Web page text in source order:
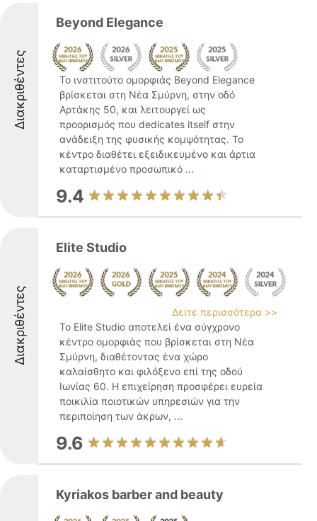
Διακριθέντες
Beyond Elegance
Το ινστιτούτο ομορφιάς Beyond Elegance
βρίσκεται στη Νέα Σμύρνη, στην οδό
Αρτάκης 50, και λειτουργεί ως
προορισμός που dedicates itself στην
ανάδειξη της φυσικής κομψότητας. Το
κέντρο διαθέτει εξειδικευμένο και άρτια
καταρτισμένο προσωπικό ...
9.4
Διακριθέντες
Elite Studio
Δείτε περισσότερα >>
Το Elite Studio αποτελεί ένα σύγχρονο
κέντρο ομορφιάς που βρίσκεται στη Νέα
Σμύρνη, διαθέτοντας ένα χώρο
καλαίσθητο και φιλόξενο επί της οδού
Ιωνίας 60. Η επιχείρηση προσφέρει ευρεία
ποικιλία ποιοτικών υπηρεσιών για την
περιποίηση των άκρων, ...
9.6
Kyriakos barber and beauty